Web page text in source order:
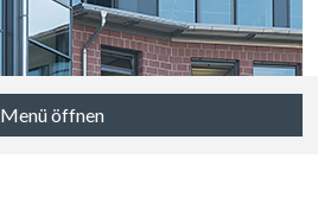
Menü öffnen